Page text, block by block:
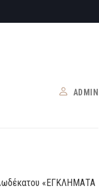
ADMIN
«ΕΓΚΛΗΜΑΤΑ